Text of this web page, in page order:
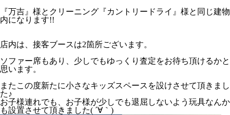
『万吉』様とクリーニング『カントリードライ』様と同じ建物
内になります!!
店内は、接客ブースは2箇所ございます。
ソファー席もあり、少しでもゆっくり査定をお待ち頂けるかと
思います。
またこの度新たに小さなキッズスペースを設けさせて頂きまし
た♪
お子様連れでも、お子様が少しでも退屈しないよう玩具なんか
も設置させて頂きました( ´∀｀)